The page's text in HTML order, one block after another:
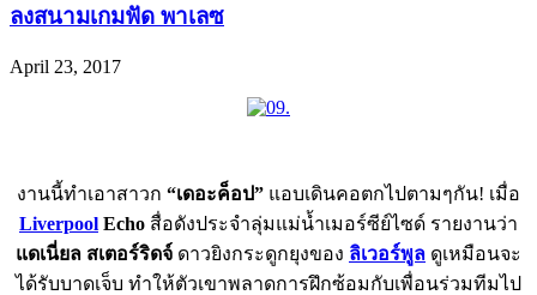
ลงสนามเกมฟัด พาเลซ
April 23, 2017
งานนี้ทำเอาสาวก “เดอะค็อป” แอบเดินคอตกไปตามๆกัน! เมื่อ
Liverpool Echo สื่อดังประจำลุ่มแม่น้ำเมอร์ซีย์ไซด์ รายงานว่า
แดเนี่ยล สเตอร์ริดจ์ ดาวยิงกระดูกยุงของ ลิเวอร์พูล ดูเหมือนจะ
ได้รับบาดเจ็บ ทำให้ตัวเขาพลาดการฝึกซ้อมกับเพื่อนร่วมทีมไป